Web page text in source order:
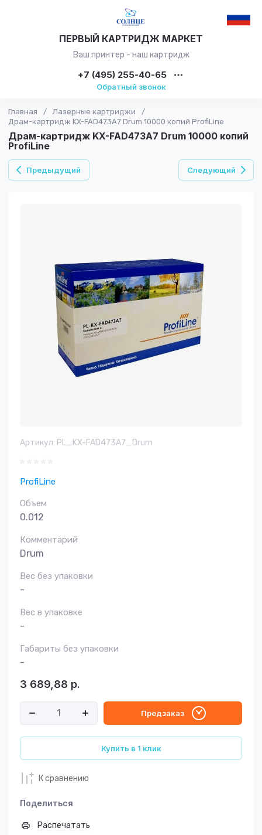
ПЕРВЫЙ КАРТРИДЖ МАРКЕТ
Ваш принтер - наш картридж
+7 (495) 255-40-65
Обратный звонок
Главная / Лазерные картриджи
/
Драм-картридж KX-FAD473A7 Drum 10000 копий ProfiLine
Драм-картридж KX-FAD473A7 Drum 10000 копий
ProfiLine
Предыдущий Следующий
Артикул: PL_KX-FAD473A7_Drum
ProfiLine
Объем
0.012
Комментарий
Drum
Вес без упаковки
-
Вес в упаковке
-
Габариты без упаковки
-
3 689,88 р.
Предзаказ
Купить в 1 клик
К сравнению
Поделиться
Распечатать